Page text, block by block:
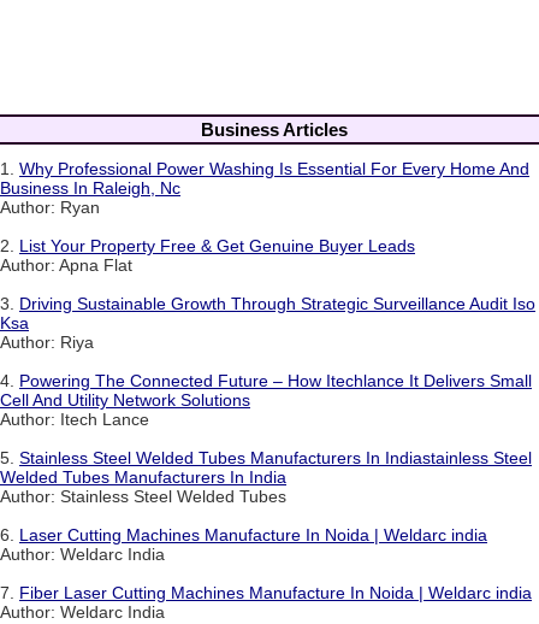
Business Articles
1. Why Professional Power Washing Is Essential For Every Home And
Business In Raleigh, Nc
Author: Ryan
2. List Your Property Free & Get Genuine Buyer Leads
Author: Apna Flat
3. Driving Sustainable Growth Through Strategic Surveillance Audit Iso
Ksa
Author: Riya
4. Powering The Connected Future – How Itechlance It Delivers Small
Cell And Utility Network Solutions
Author: Itech Lance
5. Stainless Steel Welded Tubes Manufacturers In Indiastainless Steel
Welded Tubes Manufacturers In India
Author: Stainless Steel Welded Tubes
6. Laser Cutting Machines Manufacture In Noida | Weldarc india
Author: Weldarc India
7. Fiber Laser Cutting Machines Manufacture In Noida | Weldarc india
Author: Weldarc India